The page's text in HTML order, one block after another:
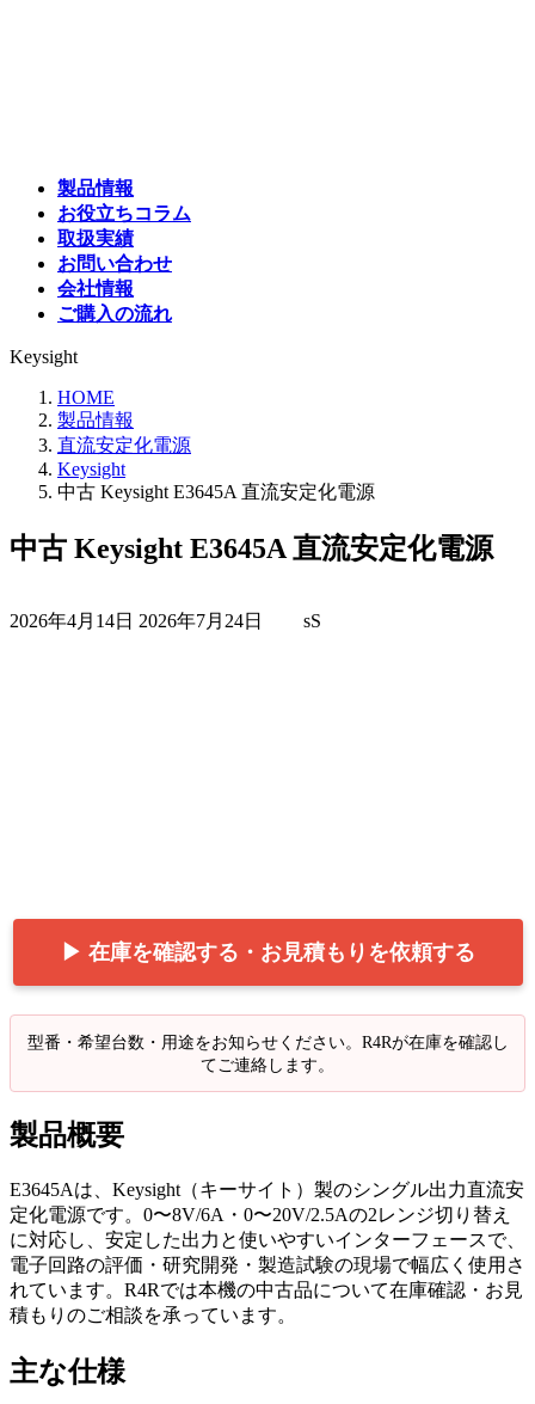
製品情報
お役立ちコラム
取扱実績
お問い合わせ
会社情報
ご購入の流れ
Keysight
HOME
製品情報
直流安定化電源
Keysight
中古 Keysight E3645A 直流安定化電源
中古 Keysight E3645A 直流安定化電源
2026年4月14日 終
2026年7月24日 sS
▶ 在庫を確認する・お見積もりを依頼する
型番・希望台数・用途をお知らせください。R4Rが在庫を確認し
てご連絡します。
製品概要
E3645Aは、Keysight（キーサイト）製のシングル出力直流安
定化電源です。0〜8V/6A・0〜20V/2.5Aの2レンジ切り替え
に対応し、安定した出力と使いやすいインターフェースで、
電子回路の評価・研究開発・製造試験の現場で幅広く使用さ
れています。R4Rでは本機の中古品について在庫確認・お見
積もりのご相談を承っています。
主な仕様